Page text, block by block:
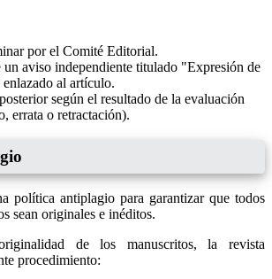
por el Comité Editorial.
un aviso independiente titulado "Expresión de
al artículo.
según el resultado de la evaluación
errata o retractación).
política antiplagio para garantizar que todos
sean originales e inéditos.
de los manuscritos, la revista
procedimiento: